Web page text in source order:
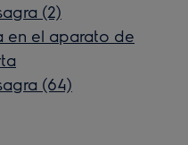
(2)
en el aparato de
(64)